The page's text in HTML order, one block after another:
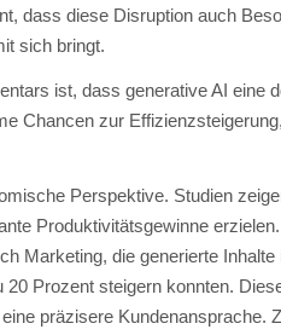
dass diese Disruption auch
sich bringt.
ist, dass generative AI eine
Chancen zur
Perspektive. Studien
Produktivitätsgewinne
Marketing, die generierte
Prozent steigern konnten.
präzisere Kundenansprache.